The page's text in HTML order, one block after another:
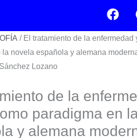
F
a
c
e
b
k
/ El tratamiento de la enfermedad
la novela española y alemana
Lozano
de la
paradigma en
y alemana